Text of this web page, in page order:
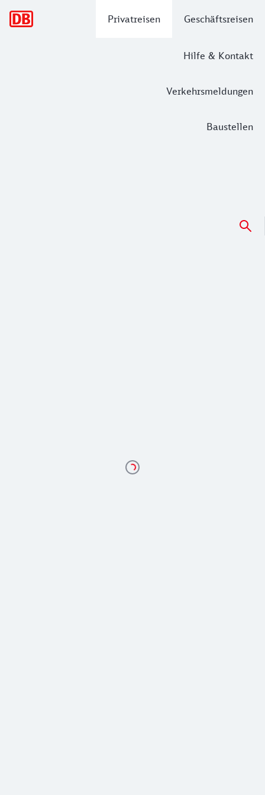
Privatreisen Geschäftsreisen
Hilfe & Kontakt
Verkehrsmeldungen
Baustellen